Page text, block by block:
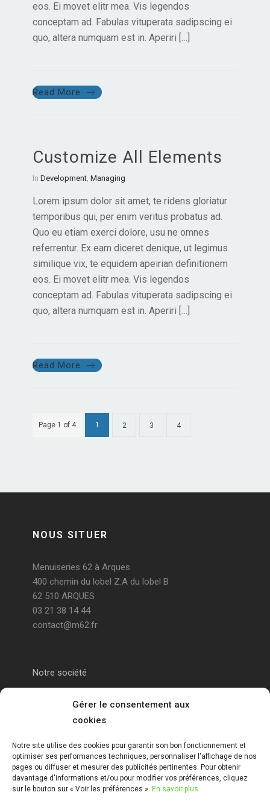
Gérer le consentement aux
cookies
Notre site utilise des cookies pour garantir son bon fonctionnement et
optimiser ses performances techniques, personnaliser l'affichage de nos
pages ou diffuser et mesurer des publicités pertinentes. Pour obtenir
davantage d'informations et/ou pour modifier vos préférences, cliquez
sur le bouton sur « Voir les préférences ». En savoir plus
eos. Ei movet elitr mea. Vis legendos
conceptam ad. Fabulas vituperata sadipscing ei
quo, altera numquam est in. Aperiri […]
Read More
Customize All Elements
In Development, Managing
Lorem ipsum dolor sit amet, te ridens gloriatur
temporibus qui, per enim veritus probatus ad.
Quo eu etiam exerci dolore, usu ne omnes
referrentur. Ex eam diceret denique, ut legimus
similique vix, te equidem apeirian definitionem
eos. Ei movet elitr mea. Vis legendos
conceptam ad. Fabulas vituperata sadipscing ei
quo, altera numquam est in. Aperiri […]
Read More
Page 1 of 4 1 2 3 4
NOUS SITUER
Menuiseries 62 à Arques
400 chemin du lobel Z.A du lobel B
62 510 ARQUES
03 21 38 14 44
contact@m62.fr
Notre société
Portail alu Saint-Omer
Clôture 62
Garde-corps pas de calais